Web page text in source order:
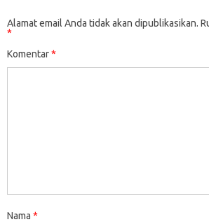
Alamat email Anda tidak akan dipublikasikan.
*
Komentar*
Nama *